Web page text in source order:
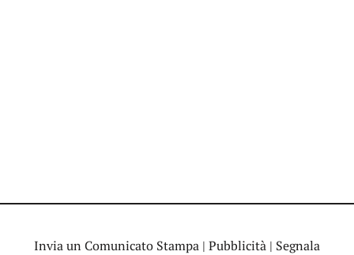
Invia un Comunicato Stampa | Pubblicità | Segnala